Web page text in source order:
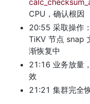
CPU，确认根因
20:55 采取操作
TiKV 节点 snap
渐恢复中
21:16 业务放量
效
21:21 集群完全